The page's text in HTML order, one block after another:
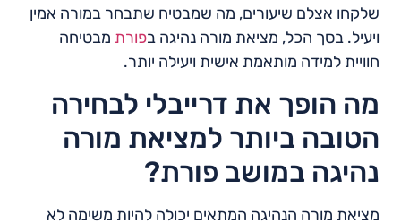
שלקחו אצלם שיעורים, מה שמבטיח שתבחר במורה אמין
ויעיל. בסך הכל, מציאת מורה נהיגה בפורת מבטיחה
חוויית למידה מותאמת אישית ויעילה יותר.
מה הופך את דרייבלי לבחירה
הטובה ביותר למציאת מורה
נהיגה במושב פורת?
מציאת מורה הנהיגה המתאים יכולה להיות משימה לא